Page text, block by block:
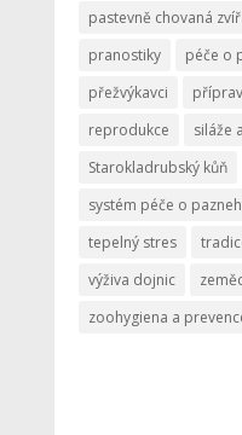
pastevně chovaná
pranostiky
péče o
přežvýkavci
reprodukce
siláže
Starokladrubský kůň
systém péče o
tepelný stres
výživa dojnic
zoohygiena a